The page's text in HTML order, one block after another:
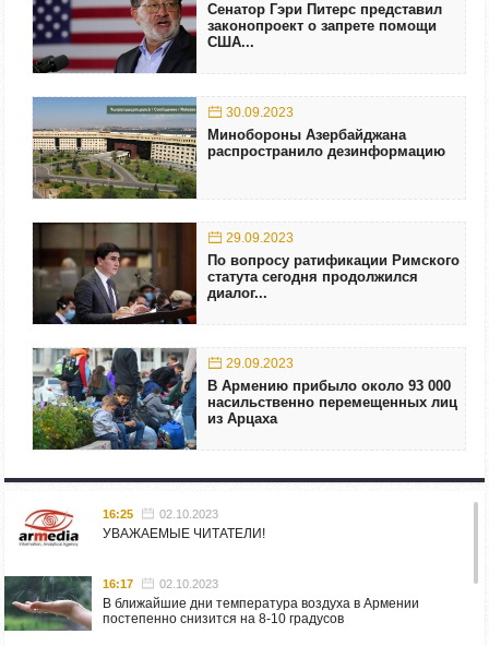
Сенатор Гэри Питерс представил
законопроект о запрете помощи
США...
30.09.2023
Минобороны Азербайджана
распространило дезинформацию
29.09.2023
По вопросу ратификации Римского
статута сегодня продолжился
диалог...
29.09.2023
В Армению прибыло около 93 000
насильственно перемещенных лиц
из Арцаха
16:25 02.10.2023
УВАЖАЕМЫЕ ЧИТАТЕЛИ!
16:17 02.10.2023
В ближайшие дни температура воздуха в Армении
постепенно снизится на 8-10 градусов